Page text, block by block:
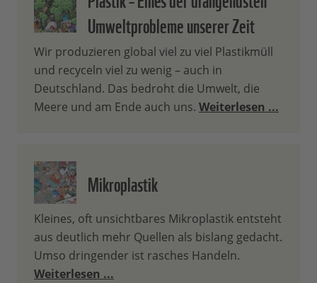
Umweltprobleme unserer Zeit
Wir produzieren global viel zu viel Plastikmüll
und recyceln viel zu wenig – auch in
Deutschland. Das bedroht die Umwelt, die
Meere und am Ende auch uns. Weiterlesen ...
Mikroplastik
Kleines, oft unsichtbares Mikroplastik entsteht
aus deutlich mehr Quellen als bislang gedacht.
Umso dringender ist rasches Handeln.
Weiterlesen ...